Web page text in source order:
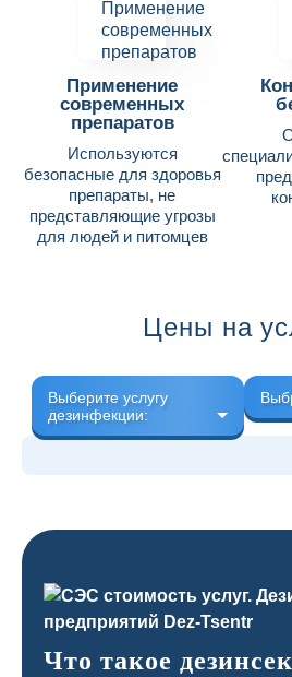
Применение
современных
препаратов
Используются
безопасные для здоровья
препараты, не
представляющие угрозы
для людей и питомцев
Цены на
Выберите услугу
дезинфекции:
Что такое